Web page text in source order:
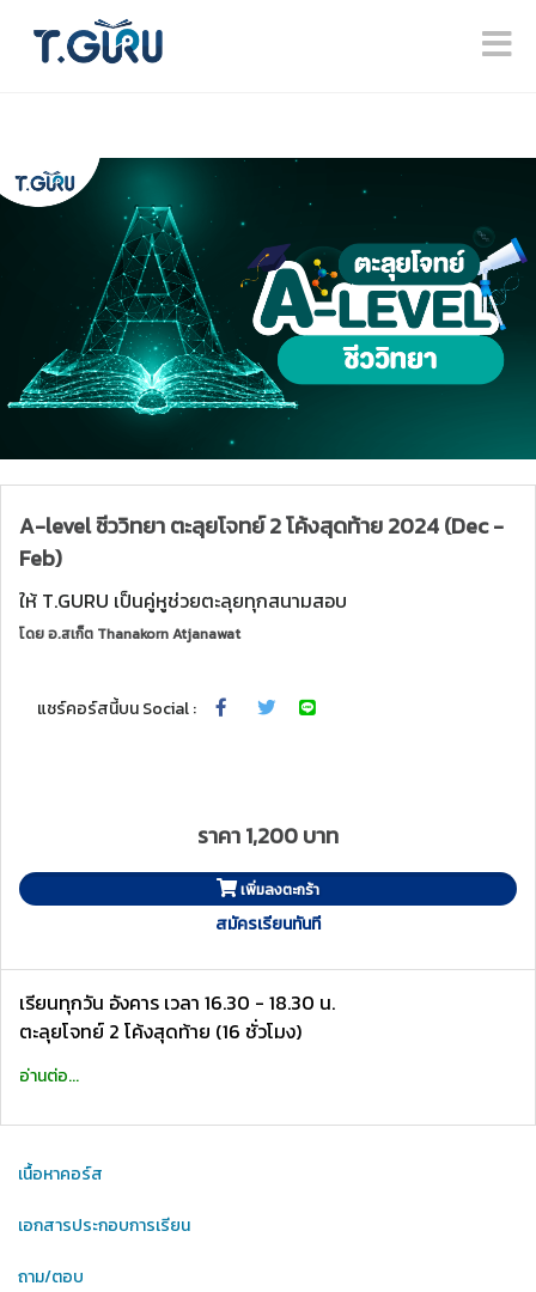
A-level ชีววิทยา ตะลุยโจทย์ 2 โค้งสุดท้าย 2024 (Dec -
Feb)
ให้ T.GURU เป็นคู่หูช่วยตะลุยทุกสนามสอบ
โดยอ.สเก็ต Thanakorn Atjanawat
แชร์คอร์สนี้บน Social :
ราคา 1,200 บาท
เพิ่มลงตะกร้า
สมัครเรียนทันที
เรียนทุกวัน อังคาร เวลา 16.30 - 18.30 น.
ตะลุยโจทย์ 2 โค้งสุดท้าย (16 ชั่วโมง)
อ่านต่อ...
เนื้อหาคอร์ส
เอกสารประกอบการเรียน
ถาม/ตอบ